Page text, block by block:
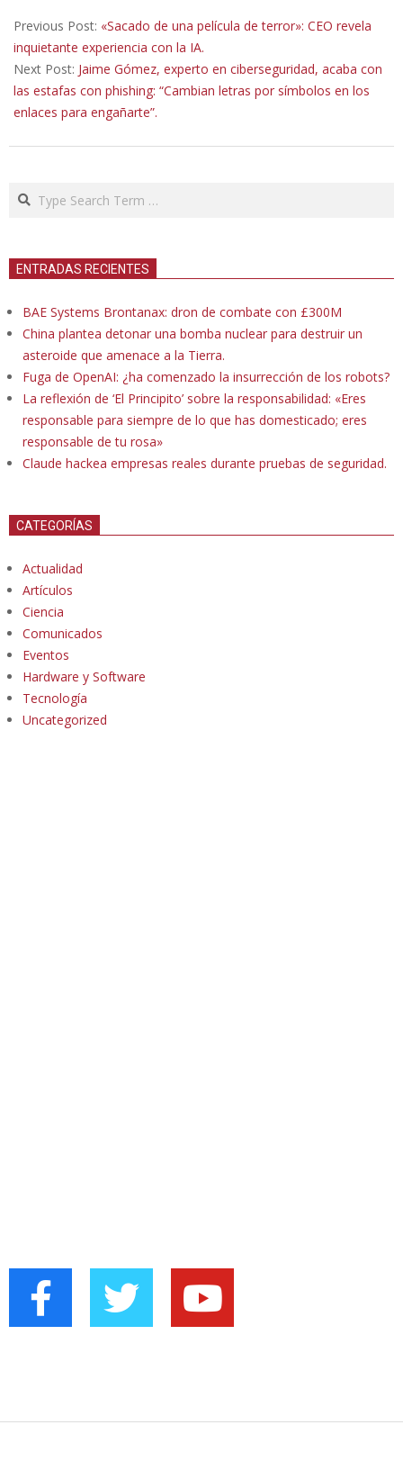
02-
05
Previous Post: «Sacado de una película de terror»: CEO revela
inquietante experiencia con la IA.
Next Post: Jaime Gómez, experto en ciberseguridad, acaba con
las estafas con phishing: “Cambian letras por símbolos en los
enlaces para engañarte”.
Search
ENTRADAS RECIENTES
BAE Systems Brontanax: dron de combate con £300M
China plantea detonar una bomba nuclear para destruir un
asteroide que amenace a la Tierra.
Fuga de OpenAI: ¿ha comenzado la insurrección de los robots?
La reflexión de ‘El Principito’ sobre la responsabilidad: «Eres
responsable para siempre de lo que has domesticado; eres
responsable de tu rosa»
Claude hackea empresas reales durante pruebas de seguridad.
CATEGORÍAS
Actualidad
Artículos
Ciencia
Comunicados
Eventos
Hardware y Software
Tecnología
Uncategorized